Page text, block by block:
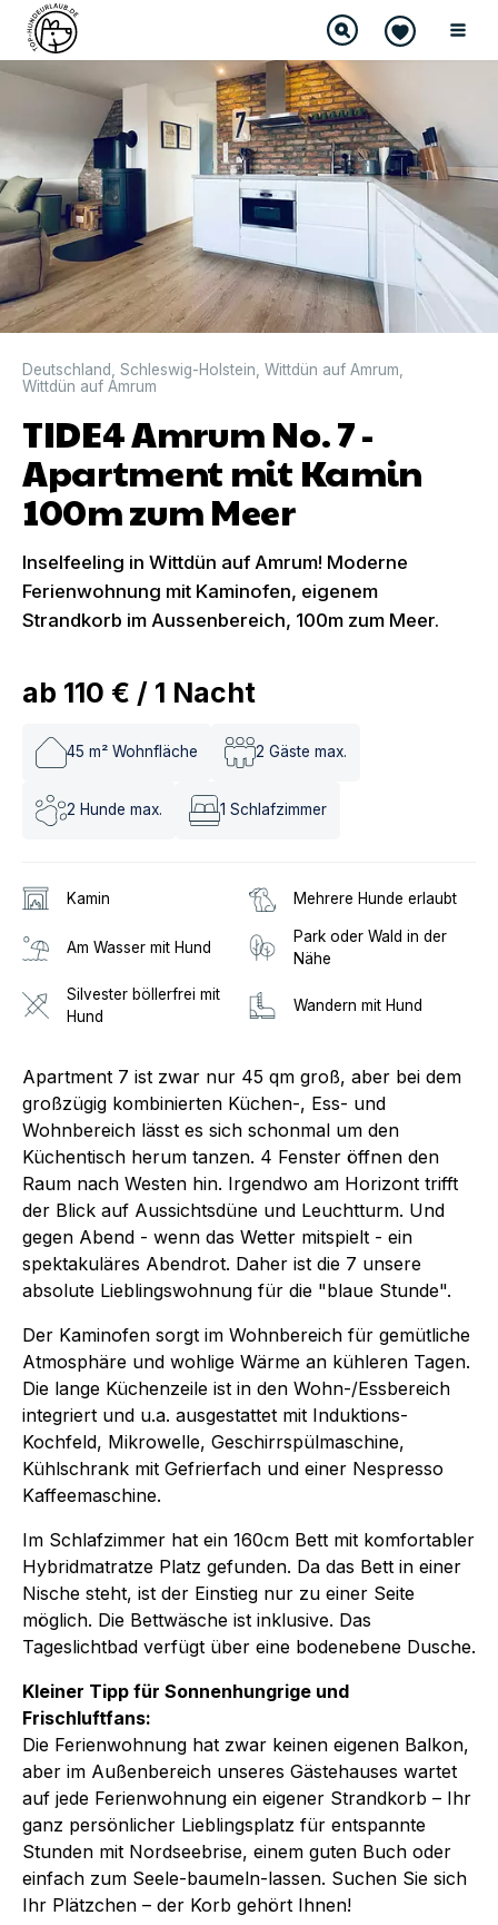
Deutschland Schleswig-Holstein Wittdün auf Amrum
Wittdün auf Amrum
TIDE4 Amrum No. 7 -
Apartment mit Kamin
100m zum Meer
Inselfeeling in Wittdün auf Amrum! Moderne
Ferienwohnung mit Kaminofen, eigenem
Strandkorb im Aussenbereich, 100m zum Meer.
ab 110 € / 1 Nacht
45 m² Wohnfläche 2 Gäste max.
2 Hunde max. 1 Schlafzimmer
Kamin Mehrere Hunde erlaubt
Am Wasser mit Hund
Park oder Wald in der
Nähe
Silvester böllerfrei mit
Hund
Wandern mit Hund
Apartment 7 ist zwar nur 45 qm groß, aber bei dem
großzügig kombinierten Küchen-, Ess- und
Wohnbereich lässt es sich schonmal um den
Küchentisch herum tanzen. 4 Fenster öffnen den
Raum nach Westen hin. Irgendwo am Horizont trifft
der Blick auf Aussichtsdüne und Leuchtturm. Und
gegen Abend - wenn das Wetter mitspielt - ein
spektakuläres Abendrot. Daher ist die 7 unsere
absolute Lieblingswohnung für die "blaue Stunde".
Der Kaminofen sorgt im Wohnbereich für gemütliche
Atmosphäre und wohlige Wärme an kühleren Tagen.
Die lange Küchenzeile ist in den Wohn-/Essbereich
integriert und u.a. ausgestattet mit Induktions-
Kochfeld, Mikrowelle, Geschirrspülmaschine,
Kühlschrank mit Gefrierfach und einer Nespresso
Kaffeemaschine.
Im Schlafzimmer hat ein 160cm Bett mit komfortabler
Hybridmatratze Platz gefunden. Da das Bett in einer
Nische steht, ist der Einstieg nur zu einer Seite
möglich. Die Bettwäsche ist inklusive. Das
Tageslichtbad verfügt über eine bodenebene Dusche.
Kleiner Tipp für Sonnenhungrige und
Frischluftfans:
Die Ferienwohnung hat zwar keinen eigenen Balkon,
aber im Außenbereich unseres Gästehauses wartet
auf jede Ferienwohnung ein eigener Strandkorb – Ihr
ganz persönlicher Lieblingsplatz für entspannte
Stunden mit Nordseebrise, einem guten Buch oder
einfach zum Seele-baumeln-lassen. Suchen Sie sich
Ihr Plätzchen – der Korb gehört Ihnen!